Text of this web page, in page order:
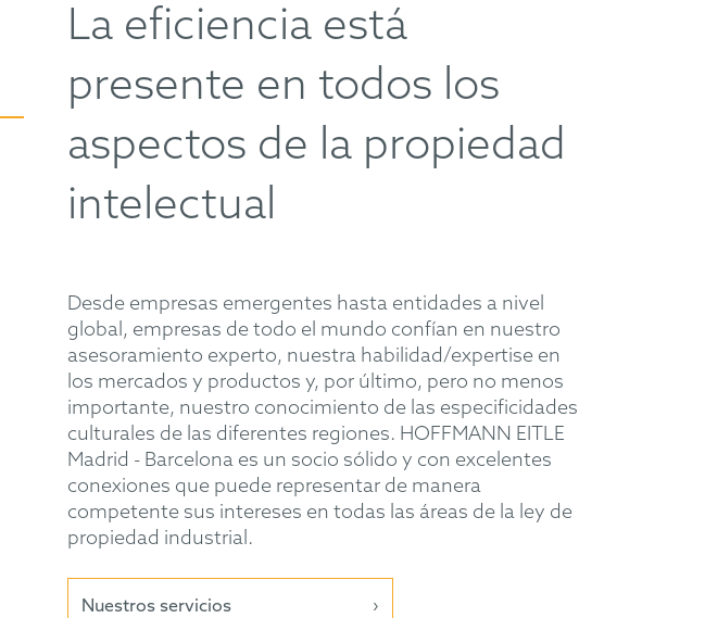
La eficiencia está
presente en todos los
aspectos de la propiedad
intelectual
Desde empresas emergentes hasta entidades a nivel
global, empresas de todo el mundo confían en nuestro
asesoramiento experto, nuestra habilidad/expertise en
los mercados y productos y, por último, pero no menos
importante, nuestro conocimiento de las especificidades
culturales de las diferentes regiones. HOFFMANN EITLE
Madrid - Barcelona es un socio sólido y con excelentes
conexiones que puede representar de manera
competente sus intereses en todas las áreas de la ley de
propiedad industrial.
Nuestros servicios